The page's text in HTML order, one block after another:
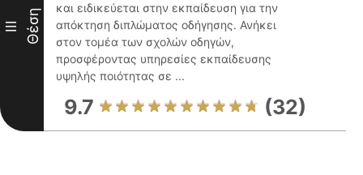
III Θέση
και ειδικεύεται στην εκπαίδευση για την
απόκτηση διπλώματος οδήγησης. Ανήκει
στον τομέα των σχολών οδηγών,
προσφέροντας υπηρεσίες εκπαίδευσης
υψηλής ποιότητας σε ...
9.7 (32)